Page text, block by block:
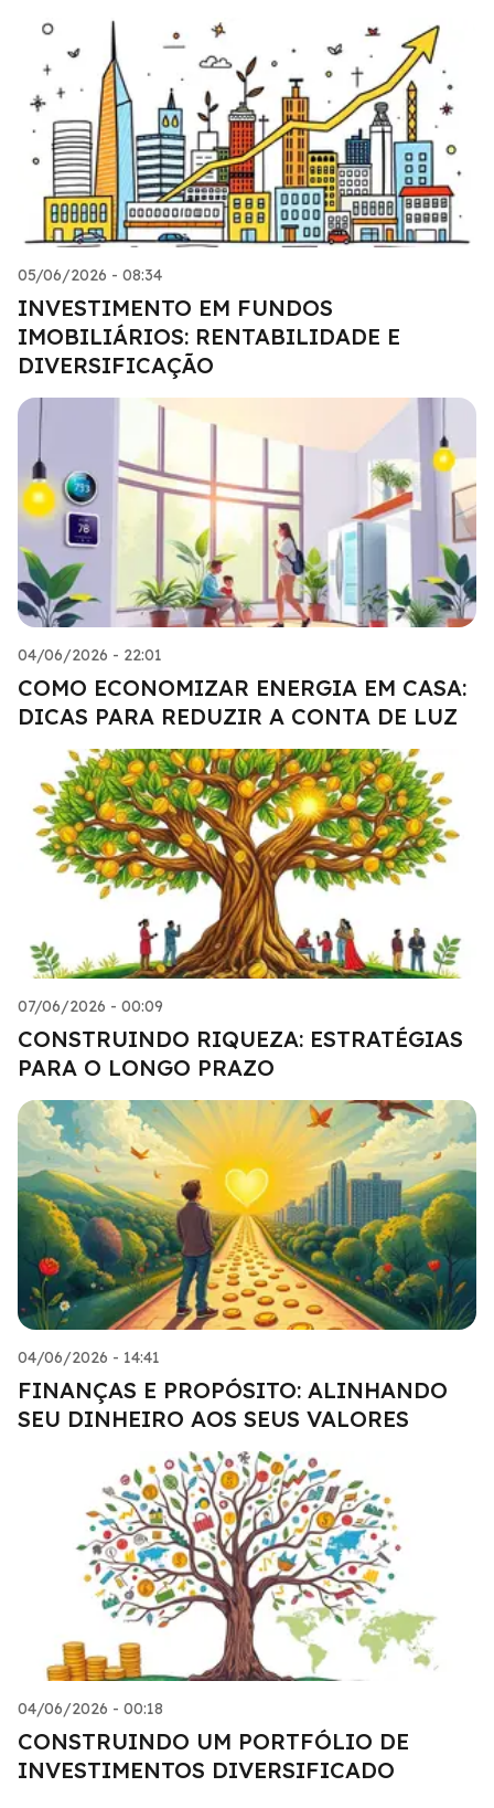
05/06/2026 - 08:34
INVESTIMENTO EM FUNDOS
IMOBILIÁRIOS: RENTABILIDADE E
DIVERSIFICAÇÃO
04/06/2026 - 22:01
COMO ECONOMIZAR ENERGIA EM CASA:
DICAS PARA REDUZIR A CONTA DE LUZ
07/06/2026 - 00:09
CONSTRUINDO RIQUEZA: ESTRATÉGIAS
PARA O LONGO PRAZO
04/06/2026 - 14:41
FINANÇAS E PROPÓSITO: ALINHANDO
SEU DINHEIRO AOS SEUS VALORES
04/06/2026 - 00:18
CONSTRUINDO UM PORTFÓLIO DE
INVESTIMENTOS DIVERSIFICADO